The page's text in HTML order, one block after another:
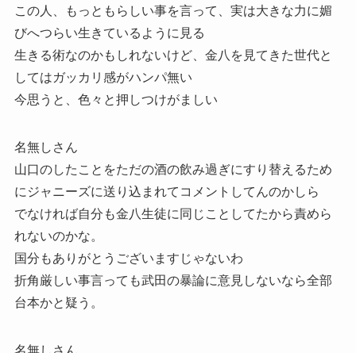
この人、もっともらしい事を言って、実は大きな力に媚
びへつらい生きているように見る
生きる術なのかもしれないけど、金八を見てきた世代と
してはガッカリ感がハンパ無い
今思うと、色々と押しつけがましい
名無しさん
山口のしたことをただの酒の飲み過ぎにすり替えるため
にジャニーズに送り込まれてコメントしてんのかしら
でなければ自分も金八生徒に同じことしてたから責めら
れないのかな。
国分もありがとうございますじゃないわ
折角厳しい事言っても武田の暴論に意見しないなら全部
台本かと疑う。